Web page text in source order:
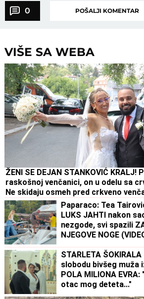
0 POŠALJI KOMENTAR
VIŠE SA WEBA
ŽENI SE DEJAN STANKOVIĆ
raskošnoj venčanici, on u odelu sa
Ne skidaju osmeh pred crkveno
Paparaco: Tea
LUKS JAHTI nakon
nezgode, svi spazili
NJEGOVE NOGE
STARLETA
slobodu bivšeg muža
POLA MILIONA
otac mog deteta..."